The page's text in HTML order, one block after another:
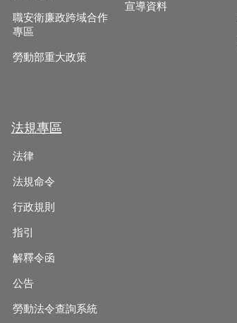
職安衛廉政跨域合作
專區
勞動部重大政策
宣導資料
法規專區
法律
法規命令
行政規則
指引
解釋令函
公告
勞動法令查詢系統